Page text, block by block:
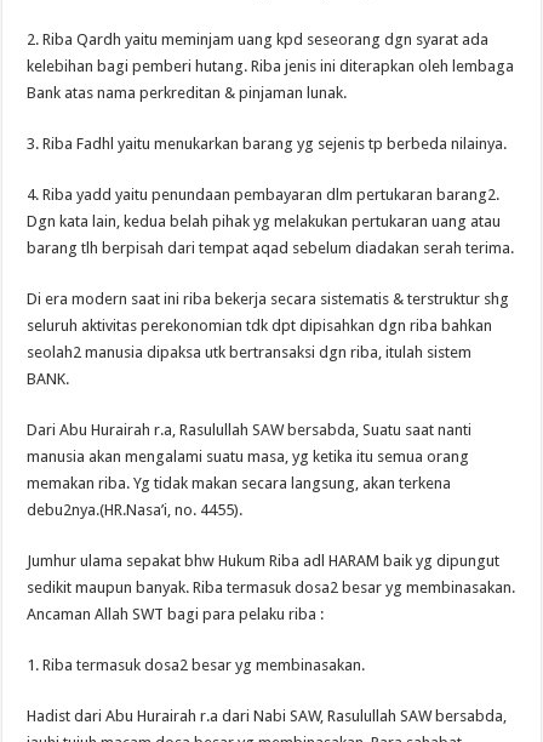
2. Riba Qardh yaitu meminjam uang kpd seseorang dgn syarat ada
kelebihan bagi pemberi hutang. Riba jenis ini diterapkan oleh lembaga
Bank atas nama perkreditan & pinjaman lunak.
3. Riba Fadhl yaitu menukarkan barang yg sejenis tp berbeda nilainya.
4. Riba yadd yaitu penundaan pembayaran dlm pertukaran barang2.
Dgn kata lain, kedua belah pihak yg melakukan pertukaran uang atau
barang tlh berpisah dari tempat aqad sebelum diadakan serah terima.
Di era modern saat ini riba bekerja secara sistematis & terstruktur shg
seluruh aktivitas perekonomian tdk dpt dipisahkan dgn riba bahkan
seolah2 manusia dipaksa utk bertransaksi dgn riba, itulah sistem
BANK.
Dari Abu Hurairah r.a, Rasulullah SAW bersabda, Suatu saat nanti
manusia akan mengalami suatu masa, yg ketika itu semua orang
memakan riba. Yg tidak makan secara langsung, akan terkena
debu2nya.(HR.Nasa’i, no. 4455).
Jumhur ulama sepakat bhw Hukum Riba adl HARAM baik yg dipungut
sedikit maupun banyak. Riba termasuk dosa2 besar yg membinasakan.
Ancaman Allah SWT bagi para pelaku riba :
1. Riba termasuk dosa2 besar yg membinasakan.
Hadist dari Abu Hurairah r.a dari Nabi SAW, Rasulullah SAW bersabda,